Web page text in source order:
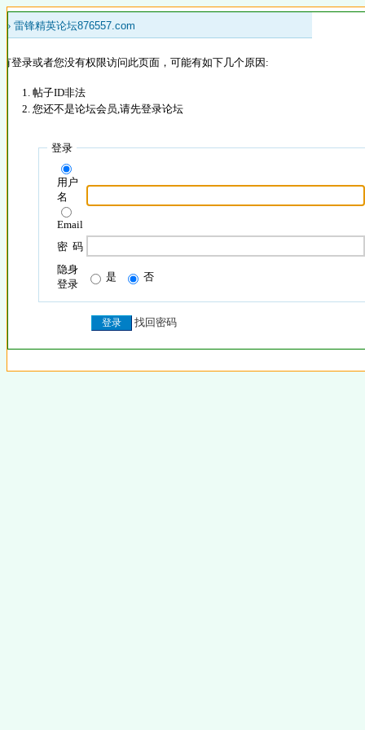
» 雷锋精英论坛876557.com
登录或者您没有权限访问此页面，可能有如下几个原因:
帖子ID非法
您还不是论坛会员,请先登录论坛
登录
用户
名
Email
密 码
隐身
登录
是 否
找回密码